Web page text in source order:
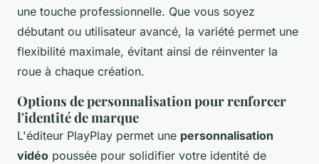
une touche professionnelle. Que vous soyez
débutant ou utilisateur avancé, la variété permet une
flexibilité maximale, évitant ainsi de réinventer la
roue à chaque création.
Options de personnalisation pour renforcer
l'identité de marque
L'éditeur PlayPlay permet une personnalisation
vidéo poussée pour solidifier votre identité de